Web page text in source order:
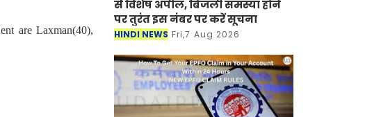
are Laxman(40),
से विशेष अपील, बिजली समस्या होने
पर तुरंत इस नंबर पर करें सूचना
HINDI NEWS Fri,7 Aug 2026